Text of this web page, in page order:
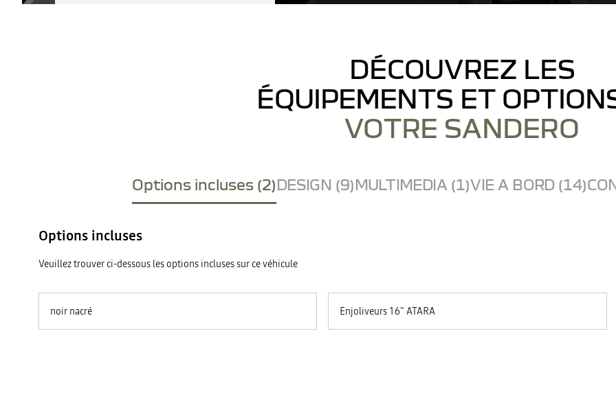
DÉCOUVREZ LES
ÉQUIPEMENTS ET
VOTRE SANDERO
Options incluses (2)DESIGN (9)MULTIMEDIA (1)VIE A BORD (14)
Options incluses
Veuillez trouver ci-dessous les options incluses sur ce véhicule
noir nacré Enjoliveurs 16" ATARA